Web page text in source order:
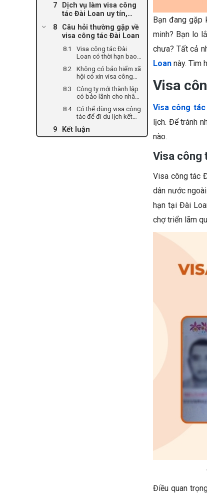
Loan
Dịch vụ làm visa công
tác Đài Loan uy tín,
nhanh chóng tại TIN
Holdings
Câu hỏi thường gặp về
visa công tác Đài Loan
Visa công tác Đài
Loan có thời hạn bao
nhiêu ngày?
Không có bảo hiểm xã
hội có xin visa công
không?
Công ty mới thành lập
có bảo lãnh cho nhân
không?
Có thể dùng visa công
tác để đi du lịch kết
Kết luận
Bạn đang gặp
minh? Bạn lo
chưa? Tất cả
Loan này. Tìm
Visa
Visa công
lịch. Để tránh
nào.
Visa công
Visa công tác
dân nước
hạn tại Đài
chợ triển lãm
Điều quan